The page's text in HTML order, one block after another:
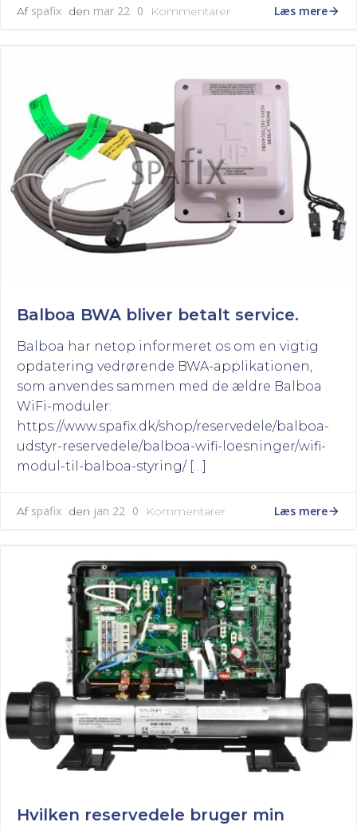
Af spafix den mar 22 0 Kommentarer Læs mere
Balboa BWA bliver betalt service.
Balboa har netop informeret os om en vigtig
opdatering vedrørende BWA-applikationen,
som anvendes sammen med de ældre Balboa
WiFi-moduler:
https://www.spafix.dk/shop/reservedele/balboa-
udstyr-reservedele/balboa-wifi-loesninger/wifi-
modul-til-balboa-styring/ […]
Af spafix den jan 22 0 Kommentarer Læs mere
Hvilken reservedele bruger min